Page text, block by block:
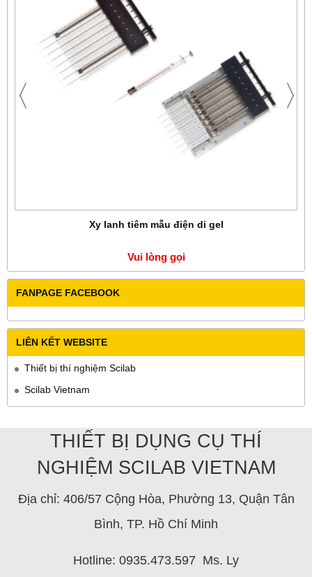
Xy lanh tiêm mẫu điện di gel
Vui lòng gọi
FANPAGE FACEBOOK
LIÊN KẾT WEBSITE
Thiết bị thí nghiệm Scilab
Scilab Vietnam
THIẾT BỊ DỤNG CỤ THÍ
NGHIỆM SCILAB VIETNAM
Địa chỉ: 406/57 Cộng Hòa, Phường 13, Quận Tân
Bình, TP. Hồ Chí Minh
Hotline: 0935.473.597 Ms. Ly